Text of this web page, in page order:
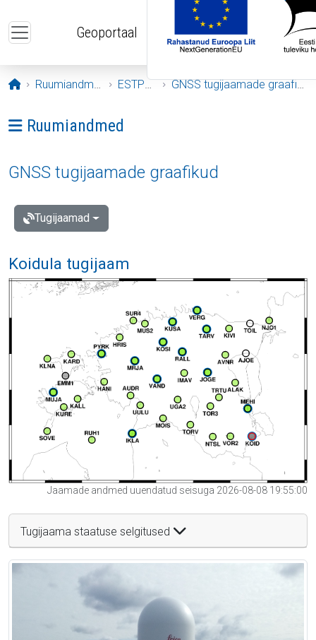
Geoportaal
Avaleht
Ruumiandmed ESTPOS GNSS tugijaamade graafikud
Ava menüü: Ruumiandmed
Ruumiandmed
GNSS tugijaamade graafikud
Tugijaamad
Koidula tugijaam
Jaamade andmed uuendatud seisuga 2026-08-08 19:55:00
Tugijaama staatuse selgitused